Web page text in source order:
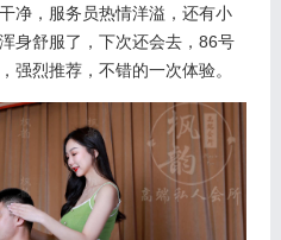
净，服务员热情洋溢，还有小
身舒服了，下次还会去，86号
强烈推荐，不错的一次体验。